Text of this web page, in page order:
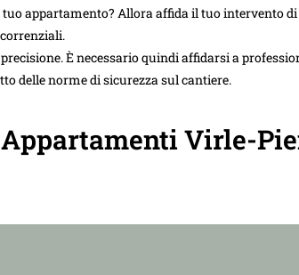
appartamento? Allora affida il tuo intervento
È necessario quindi affidarsi a
delle norme di sicurezza sul cantiere.
Virle-